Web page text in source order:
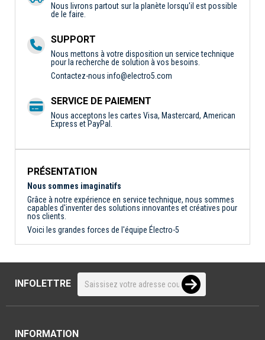
Nous livrons partout sur la planète lorsqu'il est possible
de le faire.
SUPPORT
Nous mettons à votre disposition un service technique
pour la recherche de solution à vos besoins.
Contactez-nous info@electro5.com
SERVICE DE PAIEMENT
Nous acceptons les cartes Visa, Mastercard, American
Express et PayPal.
PRÉSENTATION
Nous sommes imaginatifs
Grâce à notre expérience en service technique, nous sommes
capables d'inventer des solutions innovantes et créatives pour
nos clients.
Voici les grandes forces de l'équipe Électro-5
INFOLETTRE
INFORMATION